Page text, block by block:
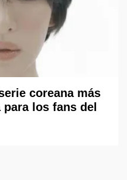
coreana más
los fans del